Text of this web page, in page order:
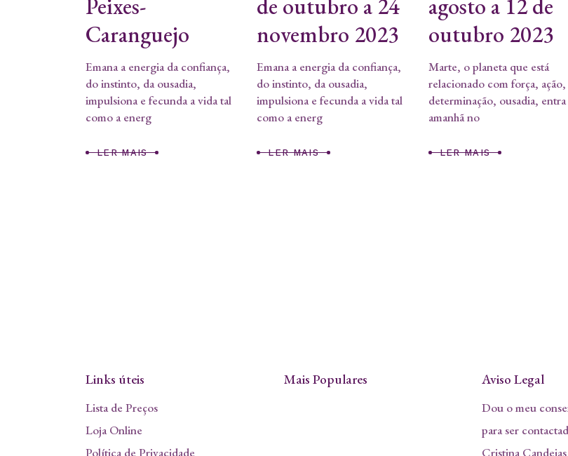
Peixes-
Caranguejo
Emana a energia da confiança,
do instinto, da ousadia,
impulsiona e fecunda a vida tal
como a energ
LER MAIS
de outubro a 24
novembro 2023
Emana a energia da confiança,
do instinto, da ousadia,
impulsiona e fecunda a vida tal
como a energ
LER MAIS
agosto a 12 de
outubro 2023
Marte, o planeta que está
relacionado com força, ação,
determinação, ousadia, entra
amanhã no
LER MAIS
Links úteis
Lista de Preços
Loja Online
Política de Privacidade
Mais Populares Aviso Legal
Dou o meu
para ser
Cristina